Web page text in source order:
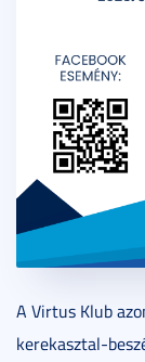
A Virtus Klub
kerekasztal-